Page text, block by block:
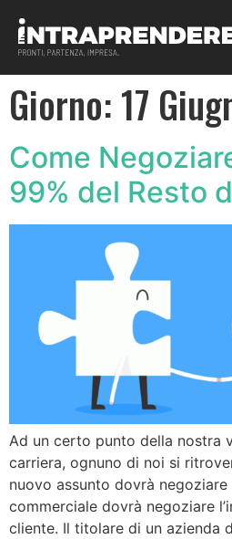
Giorno: 17
Come
99% del Resto
Ad un certo punto della nostra
carriera, ognuno di noi si
nuovo assunto dovrà
commerciale dovrà negoziare
cliente. Il titolare di un azienda